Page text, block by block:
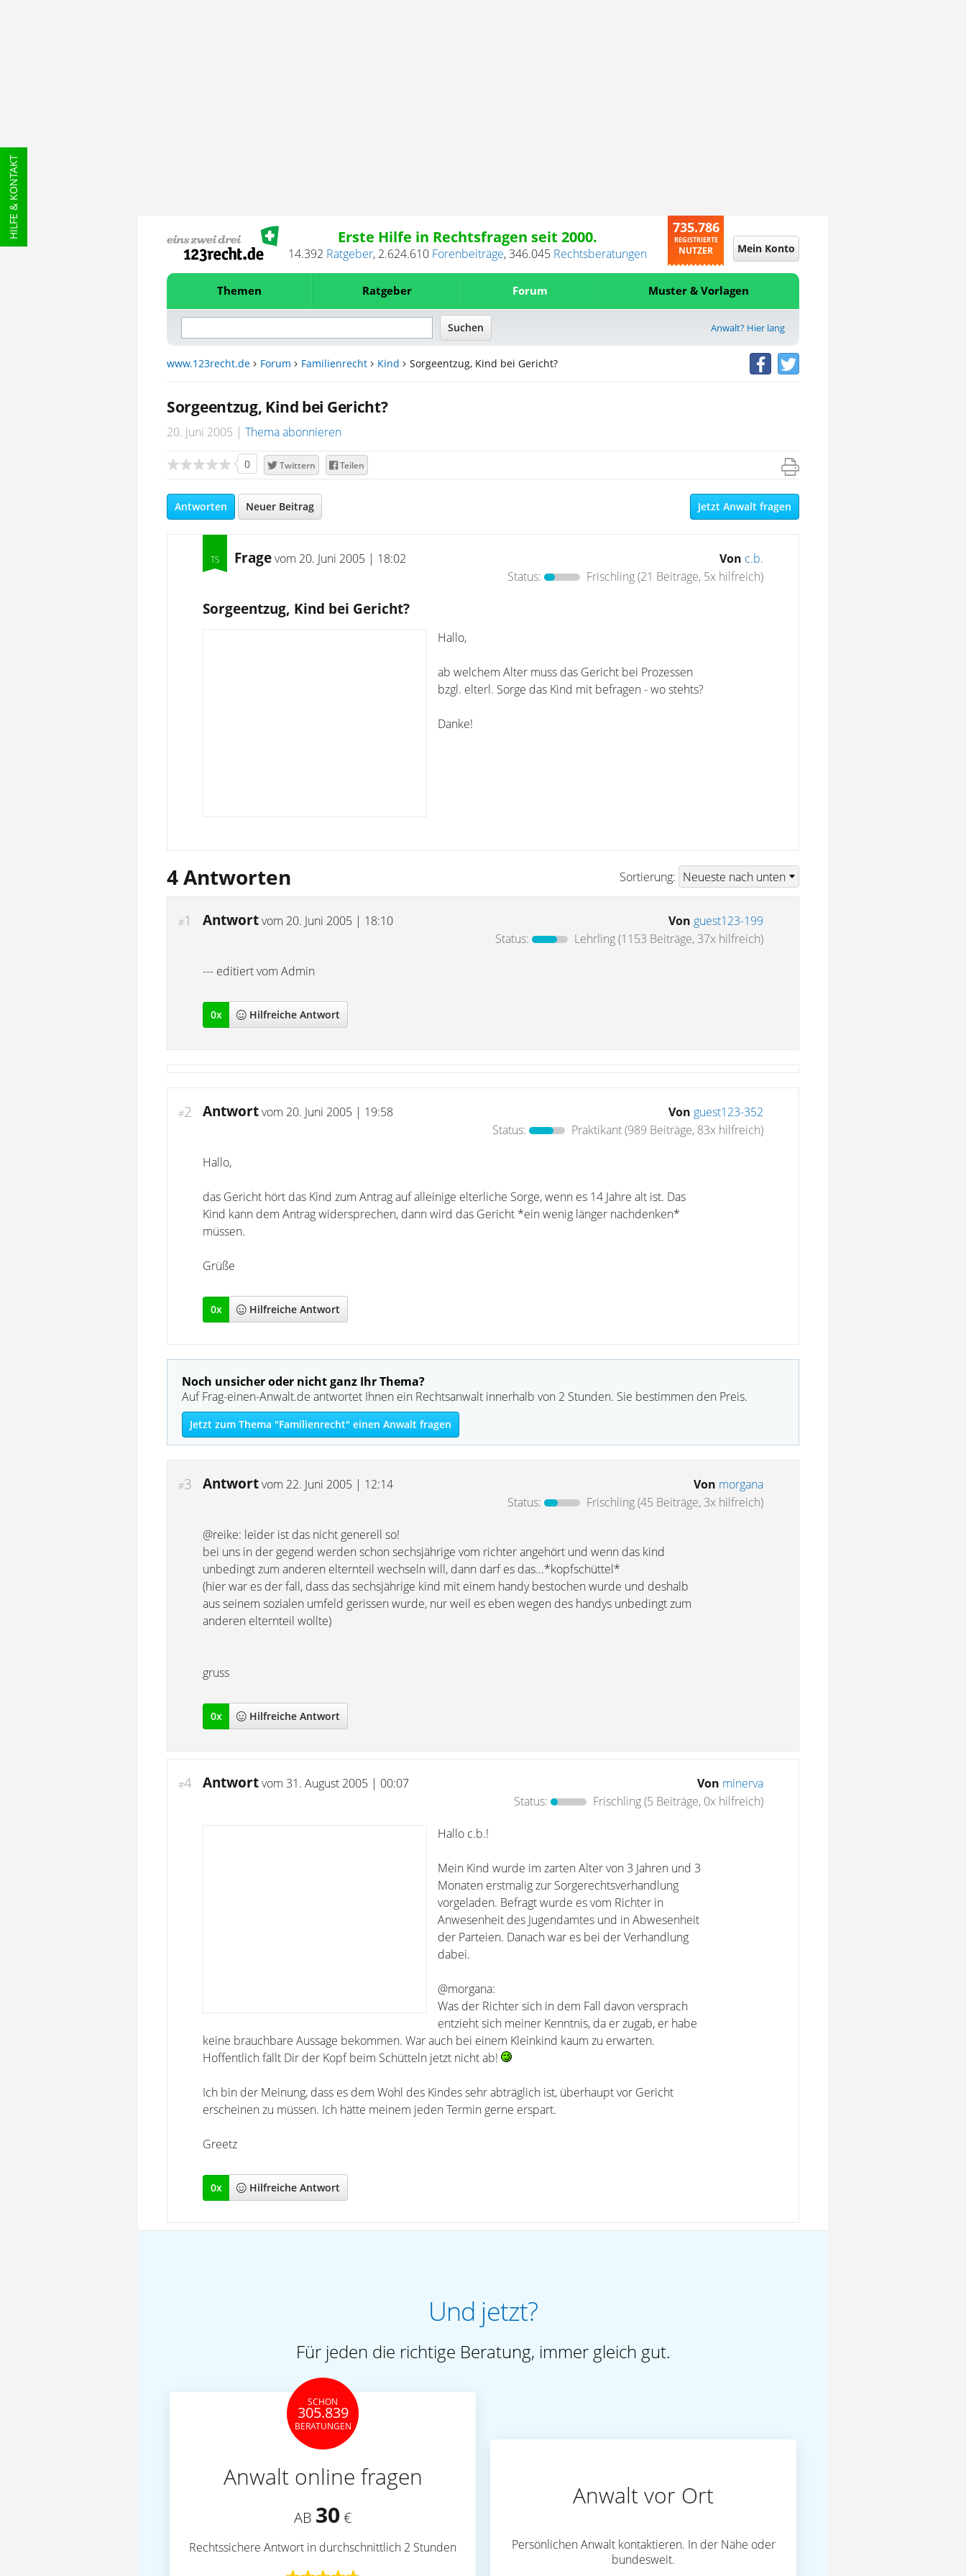
HILFE & KONTAKT Erste Hilfe in Rechtsfragen seit 2000.
14.392 Ratgeber, 2.624.610 Forenbeiträge,346.045 Rechtsberatungen
735.786
REGISTRIERTE
NUTZER Mein Konto
Themen Ratgeber Forum Muster & Vorlagen
Anwalt? Hier lang
www.123recht.de Forum Familienrecht Kind Sorgeentzug, Kind bei Gericht?
Sorgeentzug, Kind bei Gericht?
20. Juni 2005 Thema abonnieren
0 Twittern Teilen
Antworten Neuer Beitrag Jetzt Anwalt fragen
Fragevom 20. Juni 2005 | 18:02 Von c.b.
Status:
Frischling(21 Beiträge, 5x hilfreich)
Sorgeentzug, Kind bei Gericht?
Hallo,
ab welchem Alter muss das Gericht bei Prozessen
bzgl. elterl. Sorge das Kind mit befragen - wo stehts?
Danke!
4 Antworten Sortierung:
#1 Antwortvom 20. Juni 2005 | 18:10 Von guest123-199
Status:
Lehrling(1153 Beiträge, 37x hilfreich)
--- editiert vom Admin
0x Hilfreiche Antwort
#2 Antwortvom 20. Juni 2005 | 19:58 Von guest123-352
Status:
Praktikant(989 Beiträge, 83x hilfreich)
Hallo,
das Gericht hört das Kind zum Antrag auf alleinige elterliche Sorge, wenn es 14 Jahre alt ist. Das
Kind kann dem Antrag widersprechen, dann wird das Gericht *ein wenig länger nachdenken*
müssen.
Grüße
0x Hilfreiche Antwort
Noch unsicher oder nicht ganz Ihr Thema?
Auf Frag-einen-Anwalt.de antwortet Ihnen ein Rechtsanwalt innerhalb von 2 Stunden. Sie bestimmen den Preis.
Jetzt zum Thema "Familienrecht" einen Anwalt fragen
#3 Antwortvom 22. Juni 2005 | 12:14 Von morgana
Status:
Frischling(45 Beiträge, 3x hilfreich)
@reike: leider ist das nicht generell so!
bei uns in der gegend werden schon sechsjährige vom richter angehört und wenn das kind
unbedingt zum anderen elternteil wechseln will, dann darf es das...*kopfschüttel*
(hier war es der fall, dass das sechsjährige kind mit einem handy bestochen wurde und deshalb
aus seinem sozialen umfeld gerissen wurde, nur weil es eben wegen des handys unbedingt zum
anderen elternteil wollte)
gruss
0x Hilfreiche Antwort
#4 Antwortvom 31. August 2005 | 00:07 Von minerva
Status:
Frischling(5 Beiträge, 0x hilfreich)
Hallo c.b.!
Mein Kind wurde im zarten Alter von 3 Jahren und 3
Monaten erstmalig zur Sorgerechtsverhandlung
vorgeladen. Befragt wurde es vom Richter in
Anwesenheit des Jugendamtes und in Abwesenheit
der Parteien. Danach war es bei der Verhandlung
dabei.
@morgana:
Was der Richter sich in dem Fall davon versprach
entzieht sich meiner Kenntnis, da er zugab, er habe
keine brauchbare Aussage bekommen. War auch bei einem Kleinkind kaum zu erwarten.
Hoffentlich fällt Dir der Kopf beim Schütteln jetzt nicht ab!
Ich bin der Meinung, dass es dem Wohl des Kindes sehr abträglich ist, überhaupt vor Gericht
erscheinen zu müssen. Ich hätte meinem jeden Termin gerne erspart.
Greetz
0x Hilfreiche Antwort
Und jetzt?
Für jeden die richtige Beratung, immer gleich gut.
SCHON
305.839
BERATUNGEN
Anwalt online fragen
AB 30 €
Rechtssichere Antwort in durchschnittlich 2 Stunden
Anwalt vor Ort
Persönlichen Anwalt kontaktieren. In der Nähe oder
bundesweit.